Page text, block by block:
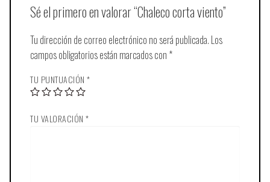
Sé el primero en valorar “Chaleco corta viento”
Tu dirección de correo electrónico no será publicada. Los
campos obligatorios están marcados con *
TU PUNTUACIÓN *
TU VALORACIÓN *